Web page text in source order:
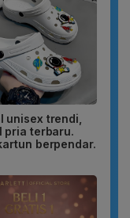
unisex trendi,
pria terbaru.
berpendar.